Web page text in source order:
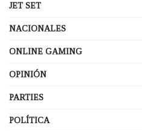
JET SET
NACIONALES
ONLINE GAMING
OPINIÓN
PARTIES
POLÍTICA